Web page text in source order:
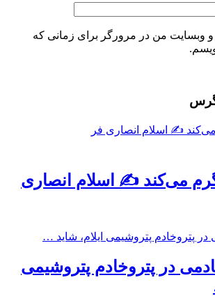
و وبسایت من در مرورگر برای زمانی که
گرم می‌کند ✍️ اسلام انصاری
در پتروخادم پتروشیمی